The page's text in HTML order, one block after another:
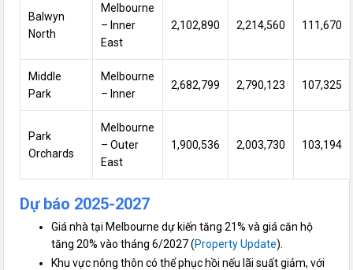
Balwyn
North
Melbourne
– Inner
East
2,102,890 2,214,560 111,670
Middle
Park
Melbourne
– Inner
2,682,799 2,790,123 107,325
Park
Orchards
Melbourne
– Outer
East
1,900,536 2,003,730 103,194
Dự báo 2025-2027
Giá nhà tại Melbourne dự kiến tăng 21% và giá căn hộ
tăng 20% vào tháng 6/2027 (Property Update).
Khu vực nông thôn có thể phục hồi nếu lãi suất giảm, với